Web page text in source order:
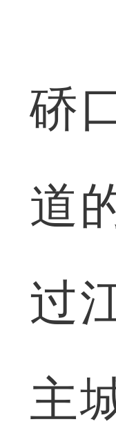
硚
道
过
主